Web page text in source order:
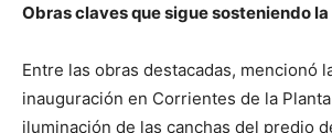
Obras claves que sigue sosteniendo la
Entre las obras destacadas, mencionó
inauguración en Corrientes de la
iluminación de las canchas del predio